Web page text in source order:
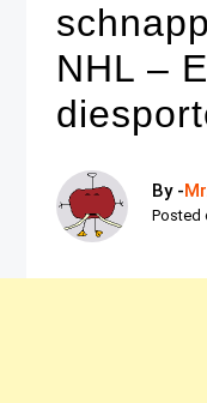
NHL –
By -
Posted